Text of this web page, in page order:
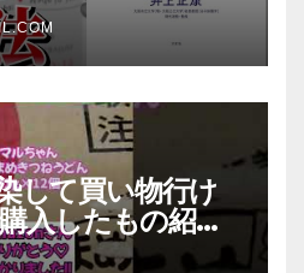
して買い物行け
入したもの紹